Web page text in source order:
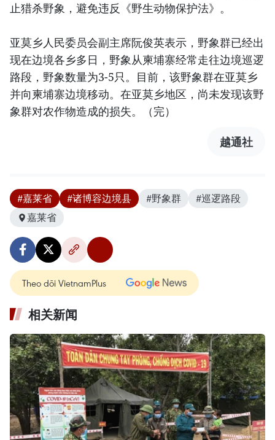
止猎杀野象，避免违反《野生动物保护法》。
亚莫乡人民委员会副主席阮俊英表示，野象群已经出
现在边境各乡多日，野象从柬埔寨经常走往边境巡逻
路段，野象数量为3-5只。目前，该野象群在亚莫乡
并向柬埔寨边境移动。在亚莫乡地区，尚未发现该野
象群对农作物造成的损失。（完）
越通社
#嘉莱省 #诸博容边境县 #野象群
#巡逻路段
嘉莱省
Theo dõi VietnamPlus
相关新闻